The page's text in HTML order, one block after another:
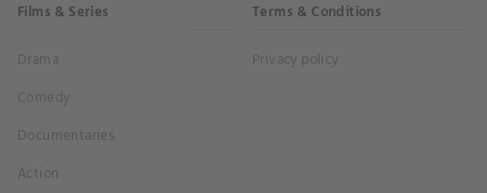
Films & Series
Drama
Comedy
Documentaries
Action
Terms & Conditions
Privacy policy